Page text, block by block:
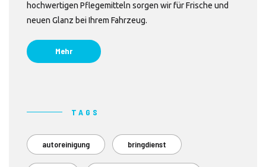
hochwertigen Pflegemitteln sorgen wir für Frische und
neuen Glanz bei Ihrem Fahrzeug.
Mehr
TAGS
autoreinigung bringdienst